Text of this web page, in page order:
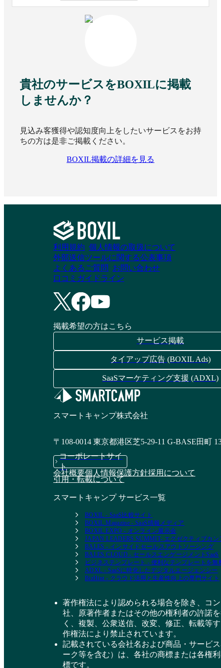
資料請求リストに追加 資料請求リストに追加
資料請求リストに追加
貴社のサービスをBOXILに掲載
しませんか？
見込み客獲得や認知度向上をしたいサービスをお持
ちの方は是非ご掲載ください。
BOXIL掲載の詳細を見る
利用規約 個人情報の取扱について
外部送信ツールに関する公表事項
よくあるご質問
お問い合わせ
口コミガイドライン
掲載希望の方はこちら
サービス掲載
タイアップ広告 (BOXIL Ads)
SaaSマーケティング支援 (ADXL)
スマートキャンプ株式会社
〒108-0014 東京都港区芝5-29-11 G-BASE田町
コーポレートサイ
ト
会社概要個人情報保護方針採用について
引用・転載について
スマートキャンプ サービス一覧
BOXIL - SaaS比較サイト
BOXIL Magazine - SaaS情報メディア
BOXIL EXPO - オンライン展示会
JAPAN LEADERS SUMMIT- エグゼクティブカン
BALES - インサイドセールスアウトソーシング
BALES CLOUD - セールスエンゲージメントSaaS
ビジネステンプレート - 便利なテンプレートを無
ADXL - SaaSに特化したデジタルエージェンシー
BizHint - クラウド活用と生産性向上の専門サイト
著作権法により認められる場合を除き、コ
社、原著作者またはその他の権利者の許諾
く、複製、公衆送信、改変、修正、転載等
作権法により禁止されています。
記載されている会社名および商品・サービ
ーク等を含む）は、各社の商標または各権
標です。